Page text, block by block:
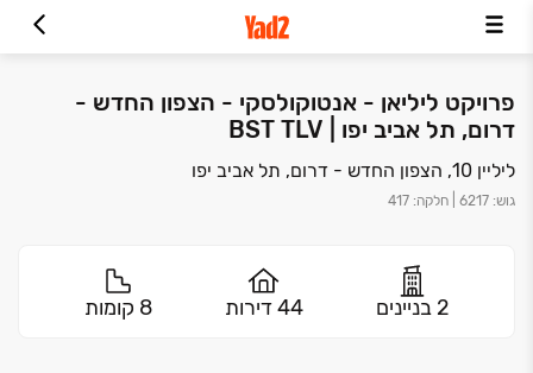
פרויקט ליליאן - אנטוקולסקי - הצפון החדש -
דרום, תל אביב יפו | BST TLV
ליליין 10, הצפון החדש - דרום, תל אביב יפו
גוש:
6217 חלקה:
417
2 בניינים 44 דירות 8 קומות